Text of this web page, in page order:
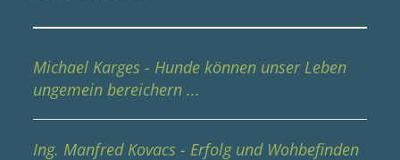
Michael Karges - Hunde können unser Leben
ungemein bereichern ...
Ing. Manfred Kovacs - Erfolg und Wohbefinden